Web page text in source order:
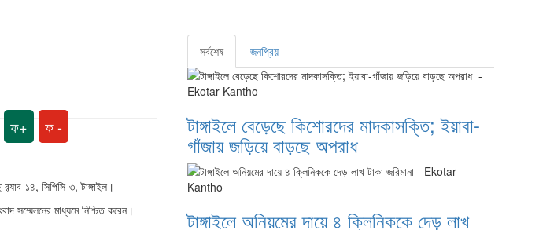
ফ+ ফ -
১৪, সিপিসি-৩, টাঙ্গাইল।
সম্মেলনের মাধ্যমে নিশ্চিত করেন।
সর্বশেষ জনপ্রিয়
টাঙ্গাইলে বেড়েছে কিশোরদের মাদকাসক্তি; ইয়াবা-
গাঁজায় জড়িয়ে বাড়ছে অপরাধ
টাঙ্গাইলে অনিয়মের দায়ে ৪ ক্লিনিককে দেড় লাখ